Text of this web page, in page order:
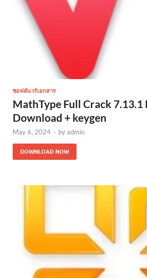
ซอฟต์แวร์เอกสาร
MathType Full Crack 7.13.1
Download + keygen
May 6, 2024 - byadmin
DOWNLOAD NOW